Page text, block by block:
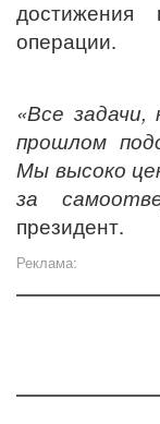
достижения
операции.
«Все
прошлом
Мы высоко
за
президент.
Реклама: